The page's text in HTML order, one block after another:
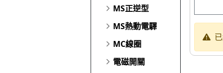
MS正逆型
MS熱動電驛
MC線圈
電磁開關